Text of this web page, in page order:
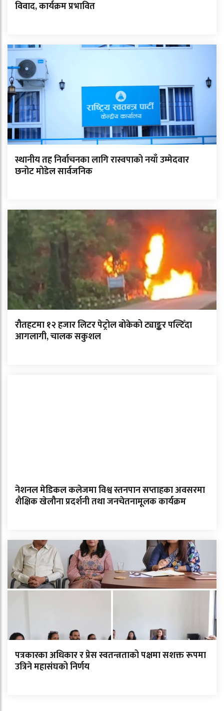
विवाद, कार्यक्रम प्रभावित
स्थानीय तह निर्वाचनका लागि रास्वपाको नयाँ उम्मेदवार
छनोट मोडेल सार्वजनिक
रौतहटमा १२ हजार लिटर पेट्रोल बोकेको ट्याङ्कर पल्टिँदा
आगलागी, चालक सकुशल
नेशनल मेडिकल कलेजमा विश्व स्तनपान सप्ताहका अवसरमा
शैक्षिक खेलौना प्रदर्शनी तथा जनचेतनामूलक कार्यक्रम
पत्रकारका अधिकार र प्रेस स्वतन्त्रताको पक्षमा सशक्त रूपमा
उत्रिने महासंघको निर्णय